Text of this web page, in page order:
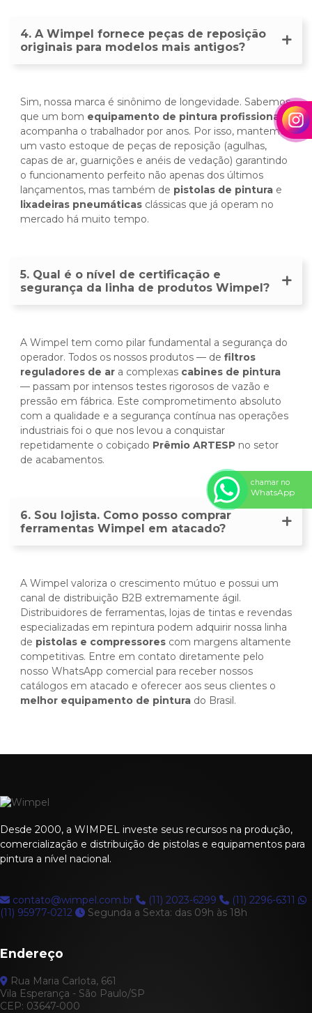
4. A Wimpel fornece peças de reposição
originais para modelos mais antigos?
Sim, nossa marca é sinônimo de longevidade. Sabemos
que um bom equipamento de pintura profissional
acompanha o trabalhador por anos. Por isso, mantemos
um vasto estoque de peças de reposição (agulhas,
capas de ar, guarnições e anéis de vedação) garantindo
o funcionamento perfeito não apenas dos últimos
lançamentos, mas também de pistolas de pintura e
lixadeiras pneumáticas clássicas que já operam no
mercado há muito tempo.
5. Qual é o nível de certificação e
segurança da linha de produtos Wimpel?
A Wimpel tem como pilar fundamental a segurança do
operador. Todos os nossos produtos — de filtros
reguladores de ar a complexas cabines de pintura
— passam por intensos testes rigorosos de vazão e
pressão em fábrica. Este comprometimento absoluto
com a qualidade e a segurança contínua nas operações
industriais foi o que nos levou a conquistar
repetidamente o cobiçado Prêmio ARTESP no setor
de acabamentos.
6. Sou lojista. Como posso comprar
ferramentas Wimpel em atacado?
A Wimpel valoriza o crescimento mútuo e possui um
canal de distribuição B2B extremamente ágil.
Distribuidores de ferramentas, lojas de tintas e revendas
especializadas em repintura podem adquirir nossa linha
de pistolas e compressores com margens altamente
competitivas. Entre em contato diretamente pelo
nosso WhatsApp comercial para receber nossos
catálogos em atacado e oferecer aos seus clientes o
melhor equipamento de pintura do Brasil.
Desde 2000, a WIMPEL investe seus recursos na produção,
comercialização e distribuição de pistolas e equipamentos para
pintura a nível nacional.
contato@wimpel.com.br (11) 2023-6299
(11) 2296-6311
(11) 95977-0212
Segunda a Sexta: das 09h às 18h
Endereço
Rua Maria Carlota, 661
Vila Esperança - São Paulo/SP
CEP: 03647-000
chamar no
WhatsApp